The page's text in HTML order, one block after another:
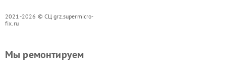
2021-2026 © СЦ grz.supermicro-
fix.ru
Мы ремонтируем